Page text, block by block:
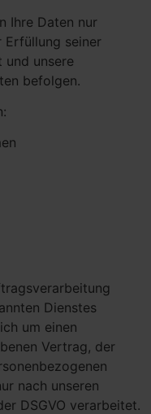
Ihre Daten nur
Erfüllung seiner
unsere
befolgen.
Dienstes
um einen
Vertrag, der
nach unseren
DSGVO verarbeitet.